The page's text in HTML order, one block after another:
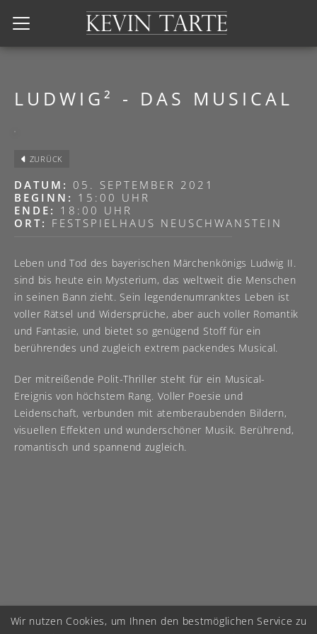
Kevin Tarte
LUDWIG² - DAS MUSICAL
ZURÜCK
DATUM: 05. SEPTEMBER 2021
BEGINN: 15:00 UHR
ENDE: 18:00 UHR
ORT: FESTSPIELHAUS NEUSCHWANSTEIN
Leben und Tod des bayerischen Märchenkönigs Ludwig II.
sind bis heute ein Mysterium, das weltweit die Menschen
in seinen Bann zieht. Sein legendenumranktes Leben ist
voller Rätsel und Widersprüche, aber auch voller Romantik
und Fantasie, und bietet so genügend Stoff für ein
berührendes und zugleich extrem packendes Musical.
Der mitreißende Polit-Thriller steht für ein Musical-
Ereignis von höchstem Rang. Voller Poesie und
Leidenschaft, verbunden mit atemberaubenden Bildern,
visuellen Effekten und wunderschöner Musik. Berührend,
romantisch und spannend zugleich.
Wir nutzen Cookies, um Ihnen den bestmöglichen Service zu